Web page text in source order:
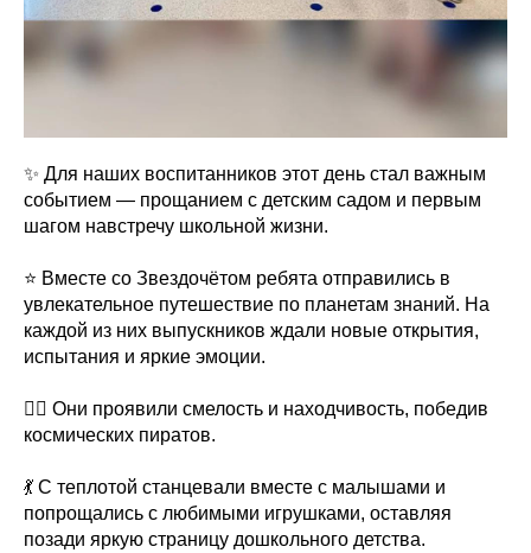
✨ Для наших воспитанников этот день стал важным
событием — прощанием с детским садом и первым
шагом навстречу школьной жизни.
⭐️ Вместе со Звездочётом ребята отправились в
увлекательное путешествие по планетам знаний. На
каждой из них выпускников ждали новые открытия,
испытания и яркие эмоции.
🏴‍☠️ Они проявили смелость и находчивость, победив
космических пиратов.
💃 С теплотой станцевали вместе с малышами и
попрощались с любимыми игрушками, оставляя
позади яркую страницу дошкольного детства.